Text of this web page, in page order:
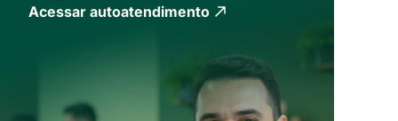
Acessar autoatendimento